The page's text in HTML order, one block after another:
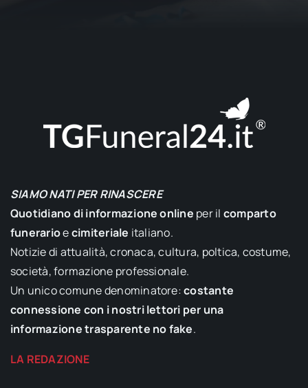
SIAMO NATI PER RINASCERE
Quotidiano di informazione online per il comparto
funerarioecimiteriale italiano.
Notizie di attualità, cronaca, cultura, poltica, costume,
società, formazione professionale.
Un unico comune denominatore:costante
connessione con i nostri lettori per una
informazione trasparente no fake.
LA REDAZIONE